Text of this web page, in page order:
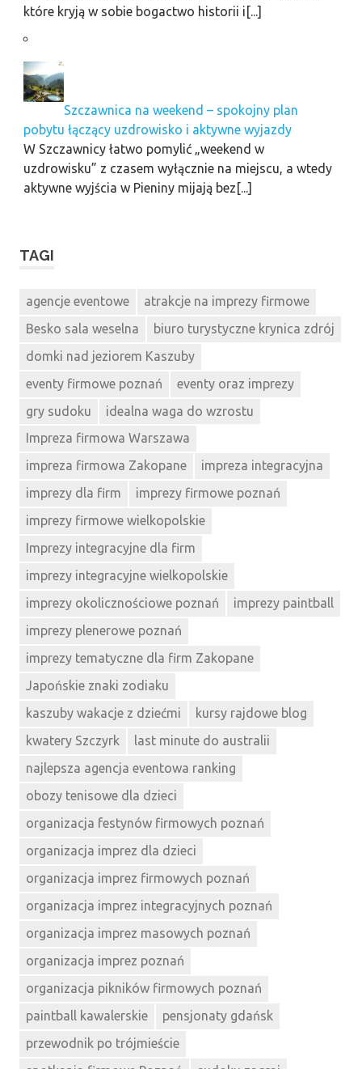
które kryją w sobie bogactwo historii i[...]
Szczawnica na weekend – spokojny plan
pobytu łączący uzdrowisko i aktywne wyjazdy
W Szczawnicy łatwo pomylić „weekend w
uzdrowisku” z czasem wyłącznie na miejscu, a wtedy
aktywne wyjścia w Pieniny mijają bez[...]
TAGI
agencje eventowe
atrakcje na imprezy firmowe
Besko sala weselna
biuro turystyczne krynica zdrój
domki nad jeziorem Kaszuby
eventy firmowe poznań
eventy oraz imprezy
gry sudoku
idealna waga do wzrostu
Impreza firmowa Warszawa
impreza firmowa Zakopane
impreza integracyjna
imprezy dla firm
imprezy firmowe poznań
imprezy firmowe wielkopolskie
Imprezy integracyjne dla firm
imprezy integracyjne wielkopolskie
imprezy okolicznościowe poznań
imprezy paintball
imprezy plenerowe poznań
imprezy tematyczne dla firm Zakopane
Japońskie znaki zodiaku
kaszuby wakacje z dziećmi
kursy rajdowe blog
kwatery Szczyrk
last minute do australii
najlepsza agencja eventowa ranking
obozy tenisowe dla dzieci
organizacja festynów firmowych poznań
organizacja imprez dla dzieci
organizacja imprez firmowych poznań
organizacja imprez integracyjnych poznań
organizacja imprez masowych poznań
organizacja imprez poznań
organizacja pikników firmowych poznań
paintball kawalerskie
pensjonaty gdańsk
przewodnik po trójmieście